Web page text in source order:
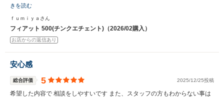
きを読む
ｆｕｍｉｙａさん
フィアット 500(チンクエチェント)（2026/02購入）
お店からの返信あり
安心感
総合評価 5 2025/12/25投稿
希望した内容で 相談をしやすいです また、スタッフの方もわからない事は